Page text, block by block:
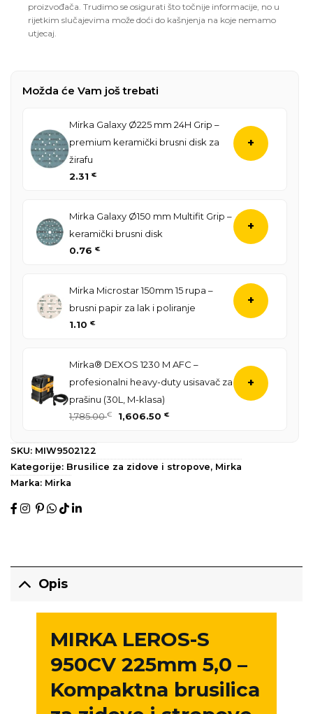
proizvođača. Trudimo se osigurati što točnije informacije, no u
rijetkim slučajevima može doći do kašnjenja na koje nemamo
utjecaj.
Možda će Vam još trebati
Mirka Galaxy Ø225 mm 24H Grip –
premium keramički brusni disk za
žirafu
2.31 €
+
Mirka Galaxy Ø150 mm Multifit Grip –
keramički brusni disk
0.76 €
+
Mirka Microstar 150mm 15 rupa –
brusni papir za lak i poliranje
1.10 €
+
Mirka® DEXOS 1230 M AFC –
profesionalni heavy-duty usisavač za
prašinu (30L, M-klasa)
1,785.00€
Izvorna
je:
1,785.00 €.
1,606.50 €Trenutna
1,606.50 €.
+
SKU: MIW9502122
Kategorije: Brusilice za zidove i stropove, Mirka
Marka: Mirka
Opis
MIRKA LEROS-S
950CV 225mm 5,0 –
Kompaktna brusilica